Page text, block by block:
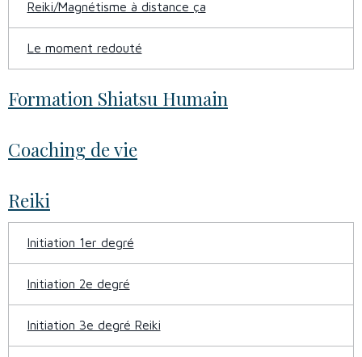
Reiki/Magnétisme à distance ça
Le moment redouté
Formation Shiatsu Humain
Coaching de vie
Reiki
Initiation 1er degré
Initiation 2e degré
Initiation 3e degré Reiki